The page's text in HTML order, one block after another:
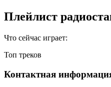
Плейлист
Что сейчас играет:
Топ треков
Контактная